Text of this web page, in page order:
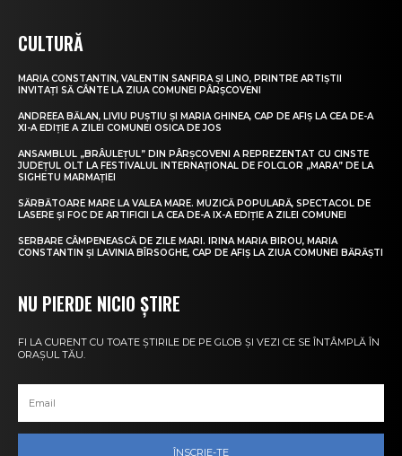
CULTURĂ
MARIA CONSTANTIN, VALENTIN SANFIRA ȘI LINO, PRINTRE ARTIȘTII
INVITAȚI SĂ CÂNTE LA ZIUA COMUNEI PÂRȘCOVENI
ANDREEA BĂLAN, LIVIU PUȘTIU ȘI MARIA GHINEA, CAP DE AFIȘ LA CEA DE-A
XI-A EDIȚIE A ZILEI COMUNEI OSICA DE JOS
ANSAMBLUL „BRÂULEȚUL” DIN PÂRȘCOVENI A REPREZENTAT CU CINSTE
JUDEȚUL OLT LA FESTIVALUL INTERNAȚIONAL DE FOLCLOR „MARA” DE LA
SIGHETU MARMAȚIEI
SĂRBĂTOARE MARE LA VALEA MARE. MUZICĂ POPULARĂ, SPECTACOL DE
LASERE ȘI FOC DE ARTIFICII LA CEA DE-A IX-A EDIȚIE A ZILEI COMUNEI
SERBARE CÂMPENEASCĂ DE ZILE MARI. IRINA MARIA BIROU, MARIA
CONSTANTIN ȘI LAVINIA BÎRSOGHE, CAP DE AFIȘ LA ZIUA COMUNEI BĂRĂȘTI
NU PIERDE NICIO ȘTIRE
FI LA CURENT CU TOATE ȘTIRILE DE PE GLOB ȘI VEZI CE SE ÎNTÂMPLĂ ÎN
ORAȘUL TĂU.
ÎNSCRIE-TE